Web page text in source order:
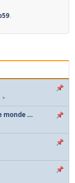
.
monde ...